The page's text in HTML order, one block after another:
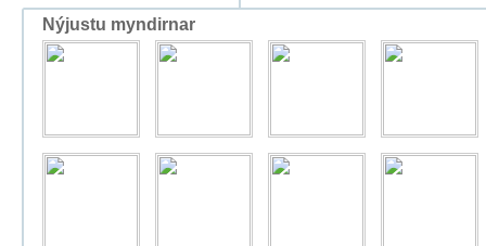
Nýjustu myndirnar